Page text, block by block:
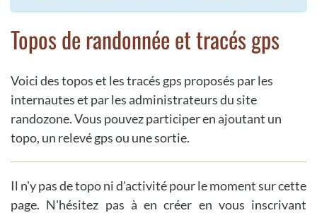
Topos de randonnée et tracés gps
Voici des topos et les tracés gps proposés par les
internautes et par les administrateurs du site
randozone. Vous pouvez participer en ajoutant un
topo, un relevé gps ou une sortie.
Il n'y pas de topo ni d'activité pour le moment sur cette
page. N'hésitez pas à en créer en vous inscrivant